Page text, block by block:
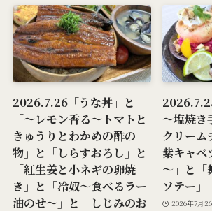
2026.7.26「うな丼」と
「～レモン香る～トマトと
きゅうりとわかめの酢の
物」と「しらすおろし」と
「紅生姜と小ネギの卵焼
き」と「冷奴～食べるラー
油のせ～」と「しじみのお
～塩焼き
クリーム
紫キャベ
～」と「
ソテー」
2026年7月